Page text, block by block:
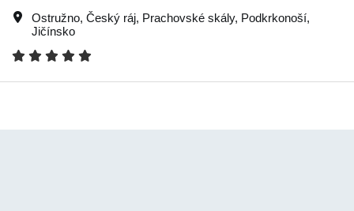
Ostružno, Český ráj, Prachovské skály, Podkrkonoší,
Jičínsko